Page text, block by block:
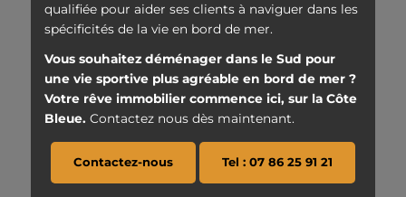
qualifiée pour aider ses clients à naviguer dans les
spécificités de la vie en bord de mer.
Vous souhaitez déménager dans le Sud pour
une vie sportive plus agréable en bord de mer ?
Votre rêve immobilier commence ici, sur la Côte
Bleue. Contactez nous dès maintenant.
Contactez-nous Tel : 07 86 25 91 21